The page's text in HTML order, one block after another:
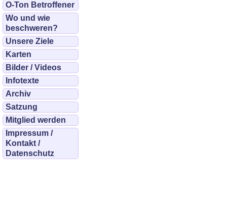
O-Ton Betroffener
Wo und wie
beschweren?
Unsere Ziele
Karten
Bilder / Videos
Infotexte
Archiv
Satzung
Mitglied werden
Impressum /
Kontakt /
Datenschutz